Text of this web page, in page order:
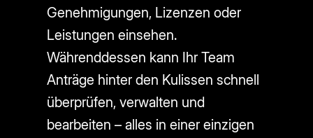
Genehmigungen, Lizenzen oder
Leistungen einsehen.
Währenddessen kann Ihr Team
Anträge hinter den Kulissen schnell
überprüfen, verwalten und
bearbeiten – alles in einer einzigen